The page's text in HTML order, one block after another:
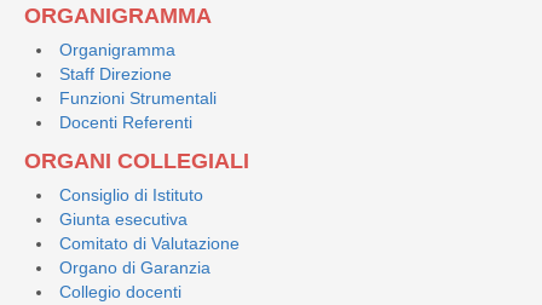
ORGANIGRAMMA
Organigramma
Staff Direzione
Funzioni Strumentali
Docenti Referenti
ORGANI COLLEGIALI
Consiglio di Istituto
Giunta esecutiva
Comitato di Valutazione
Organo di Garanzia
Collegio docenti